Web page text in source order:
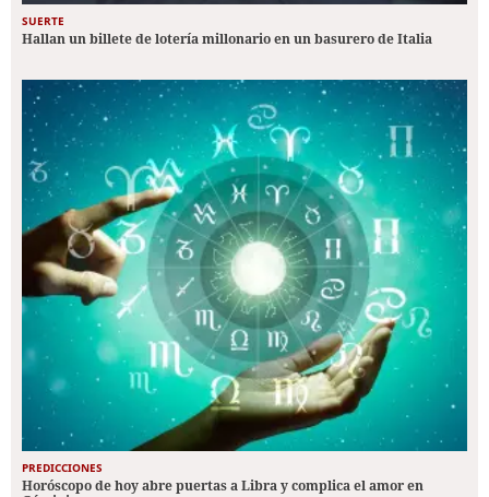
SUERTE
Hallan un billete de lotería millonario en un basurero de Italia
PREDICCIONES
Horóscopo de hoy abre puertas a Libra y complica el amor en